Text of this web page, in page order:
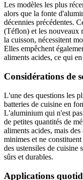
Les modèles les plus
alors que la fonte
décennies précédentes.
(Téflon) et les nouveaux
la cuisson, nécessitent
Elles empêchent
aliments acides, ce qui
Considérations de
L'une des questions les
batteries de cuisine en
L'aluminium qui n'est
de petites quantités de
aliments acides, mais
minimes et ne
des ustensiles de cuisine
sûrs et durables.
Applications